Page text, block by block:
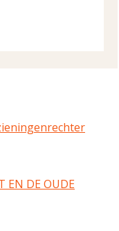
EN DE OUDE